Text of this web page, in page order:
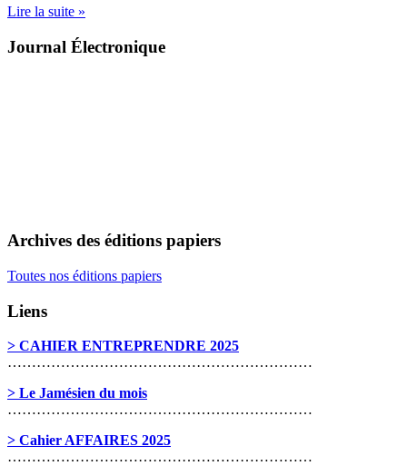
Lire la suite »
Journal Électronique
Archives des éditions papiers
Toutes nos éditions papiers
Liens
> CAHIER ENTREPRENDRE 2025
………………………………………………………
> Le Jamésien du mois
………………………………………………………
> Cahier AFFAIRES 2025
………………………………………………………